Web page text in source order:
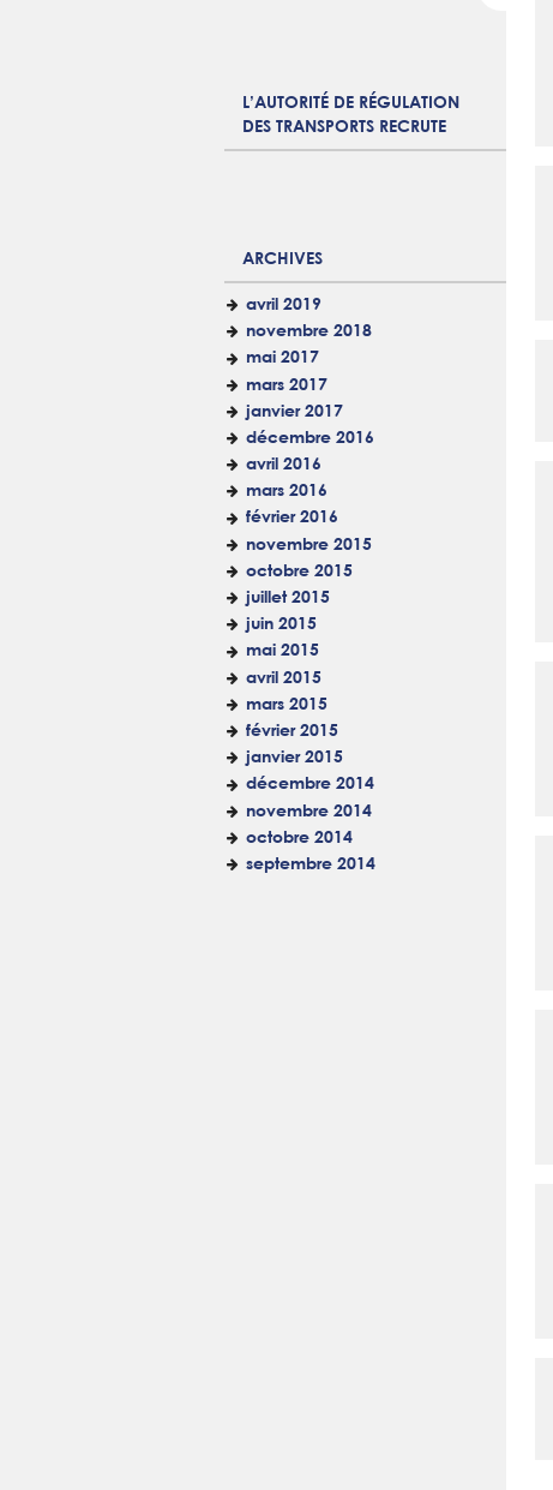
L’AUTORITÉ DE RÉGULATION
DES TRANSPORTS RECRUTE
ARCHIVES
avril 2019
novembre 2018
mai 2017
mars 2017
janvier 2017
décembre 2016
avril 2016
mars 2016
février 2016
novembre 2015
octobre 2015
juillet 2015
juin 2015
mai 2015
avril 2015
mars 2015
février 2015
janvier 2015
décembre 2014
novembre 2014
octobre 2014
septembre 2014